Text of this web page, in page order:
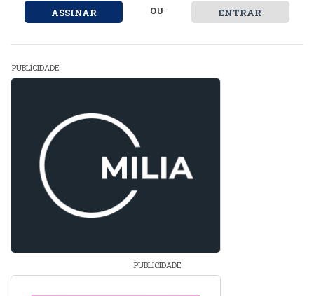
ASSINAR OU ENTRAR
PUBLICIDADE
PUBLICIDADE